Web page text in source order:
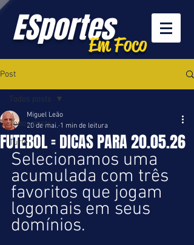
ESportesEm Foco
Post
Todos posts
Turfe
Todos posts
FUTEBOL = DICAS PARA 20.05.26
Miguel Leão
20 de mai. 1 min de leitura
Selecionamos uma
acumulada com três
favoritos que jogam
logomais em seus
domínios.